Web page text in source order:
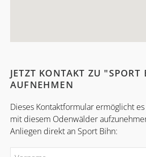
JETZT KONTAKT ZU
AUFNEHMEN
Dieses Kontaktformular ermöglicht
mit diesem Odenwälder
Anliegen direkt an Sport Bihn: